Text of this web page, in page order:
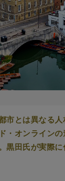
市とは異なる
・オンラインの
黒田氏が実際